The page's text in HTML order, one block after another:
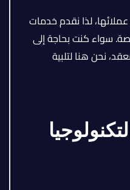
لذا نقدم خدمات
سواء كنت بحاجة إلى
نحن هنا لتلبية